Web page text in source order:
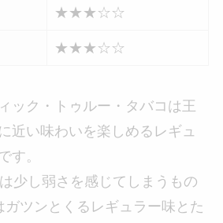
★★★☆☆
★★★☆☆
ック・トゥルー・タバコは王
近い味わいを楽しめるレギュ
す。
少し弱さを感じてしまうもの
ガツンとくるレギュラー味とた